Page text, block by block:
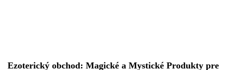
Ezoterický obchod: Magické a Mystické Produkty pre